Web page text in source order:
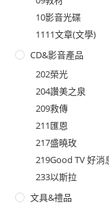
10影音光碟
1111文章(文學)
CD&影音產品
202榮光
204讚美之泉
209救傳
211匯恩
217盛曉玫
219Good TV 好消
233以斯拉
文具&禮品